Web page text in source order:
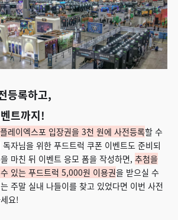
등록하고,
트까지!
레이엑스포 입장권을 3천 원에 사전등록할 수
자님을 위한 푸드트럭 쿠폰 이벤트도 준비되
마친 뒤 이벤트 응모 폼을 작성하면, 추첨을
있는 푸드트럭 5,000원 이용권을 받으실 수
주말 실내 나들이를 찾고 있었다면 이번 사전
요!